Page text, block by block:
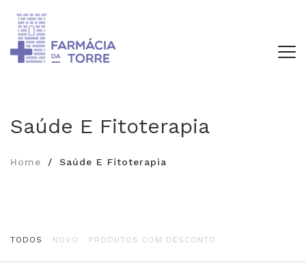
Saúde E Fitoterapia
Home Saúde E Fitoterapia
TODOS NOVO PRODUTOS COM DESCONTO